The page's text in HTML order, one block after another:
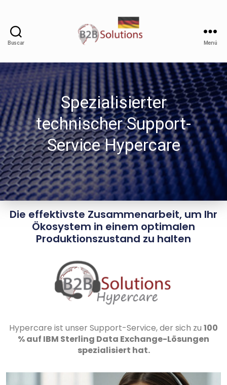
Buscar Menú
Spezialisierter
technischer Support-
Service Hypercare
Die effektivste Zusammenarbeit, um Ihr
Ökosystem in einem optimalen
Produktionszustand zu halten
Hypercare ist unser Support-Service, der sich zu 100
% auf IBM Sterling Data Exchange-Lösungen
spezialisiert hat.